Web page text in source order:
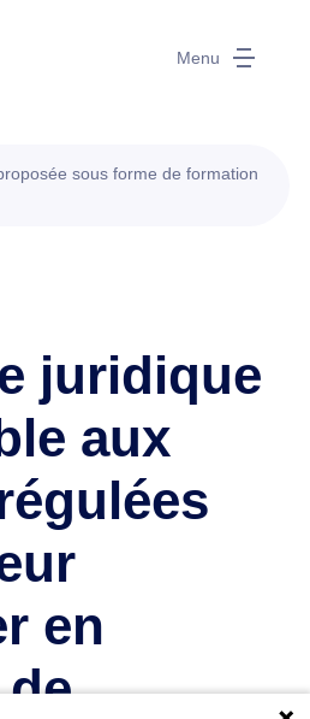
Menu
sous forme de formation
juridique
aux
en